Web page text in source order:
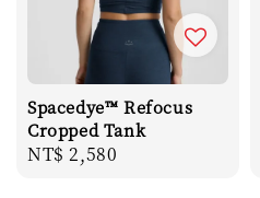
Spacedye™ Refocus
Cropped Tank
Regular
NT$ 2,580